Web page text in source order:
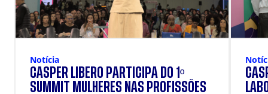
Notícia
CÁSPER LÍBERO PARTICIPA DO 1º
SUMMIT MULHERES NAS PROFISSÕES